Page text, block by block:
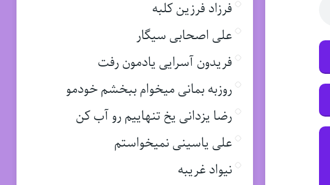
فرزاد فرزین کلبه
علی اصحابی سیگار
فریدون آسرایی یادمون رفت
روزبه بمانی میخوام ببخشم خودمو
رضا یزدانی یخ تنهاییم رو آب کن
علی یاسینی نمیخواستم
نیواد غریبه